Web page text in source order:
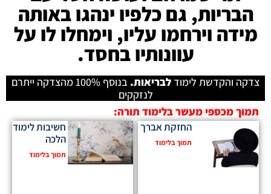
הבריות, גם כלפיו ינהגו באותה
מידה וירחמו עליו, וימחלו לו על
עוונותיו בחסד.
צדקה והקדשת לימוד לבריאות.
בנוסף 100% מהצדקה ייתרם
לנזקקים
תמוך מכספי מעשר בלימוד תורה:
החזקת אברך
תמוך בלימוד
חשיבות לימוד
הלכה
תמוך בלימוד